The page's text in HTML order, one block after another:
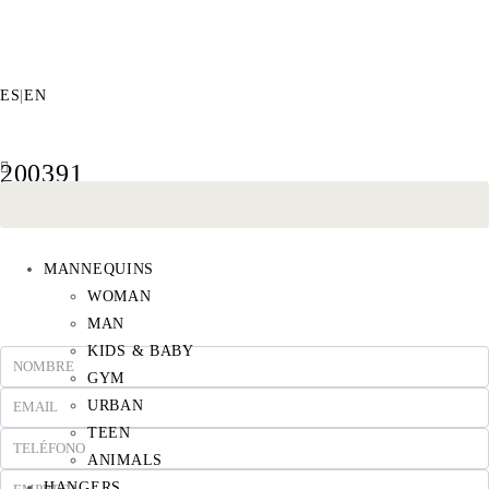
ES |EN
MANNEQUINS
WOMAN
MAN
KIDS & BABY
GYM
URBAN
TEEN
ANIMALS
200391